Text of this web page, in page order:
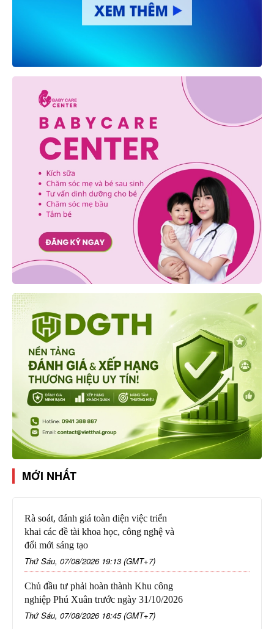
MỚI NHẤT
Rà soát, đánh giá toàn diện việc triển
khai các đề tài khoa học, công nghệ và
đổi mới sáng tạo
Thứ Sáu, 07/08/2026 19:13 (GMT+7)
Chủ đầu tư phải hoàn thành Khu công
nghiệp Phú Xuân trước ngày 31/10/2026
Thứ Sáu, 07/08/2026 18:45 (GMT+7)